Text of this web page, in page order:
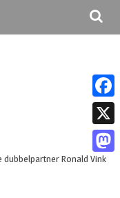
Ronald Vink
F
a
c
X
M